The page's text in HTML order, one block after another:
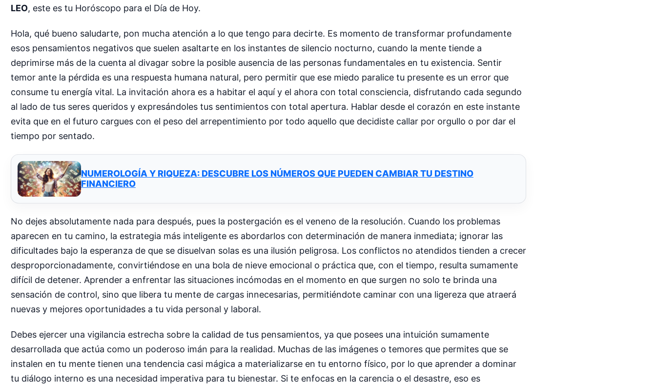
LEO, este es tu Horóscopo para el Día de Hoy.
Hola, qué bueno saludarte, pon mucha atención a lo que tengo para decirte. Es momento de transformar profundamente
esos pensamientos negativos que suelen asaltarte en los instantes de silencio nocturno, cuando la mente tiende a
deprimirse más de la cuenta al divagar sobre la posible ausencia de las personas fundamentales en tu existencia. Sentir
temor ante la pérdida es una respuesta humana natural, pero permitir que ese miedo paralice tu presente es un error que
consume tu energía vital. La invitación ahora es a habitar el aquí y el ahora con total consciencia, disfrutando cada segundo
al lado de tus seres queridos y expresándoles tus sentimientos con total apertura. Hablar desde el corazón en este instante
evita que en el futuro cargues con el peso del arrepentimiento por todo aquello que decidiste callar por orgullo o por dar el
tiempo por sentado.
NUMEROLOGÍA Y RIQUEZA: DESCUBRE LOS NÚMEROS QUE PUEDEN CAMBIAR TU DESTINO
FINANCIERO
No dejes absolutamente nada para después, pues la postergación es el veneno de la resolución. Cuando los problemas
aparecen en tu camino, la estrategia más inteligente es abordarlos con determinación de manera inmediata; ignorar las
dificultades bajo la esperanza de que se disuelvan solas es una ilusión peligrosa. Los conflictos no atendidos tienden a crecer
desproporcionadamente, convirtiéndose en una bola de nieve emocional o práctica que, con el tiempo, resulta sumamente
difícil de detener. Aprender a enfrentar las situaciones incómodas en el momento en que surgen no solo te brinda una
sensación de control, sino que libera tu mente de cargas innecesarias, permitiéndote caminar con una ligereza que atraerá
nuevas y mejores oportunidades a tu vida personal y laboral.
Debes ejercer una vigilancia estrecha sobre la calidad de tus pensamientos, ya que posees una intuición sumamente
desarrollada que actúa como un poderoso imán para la realidad. Muchas de las imágenes o temores que permites que se
instalen en tu mente tienen una tendencia casi mágica a materializarse en tu entorno físico, por lo que aprender a dominar
tu diálogo interno es una necesidad imperativa para tu bienestar. Si te enfocas en la carencia o el desastre, eso es